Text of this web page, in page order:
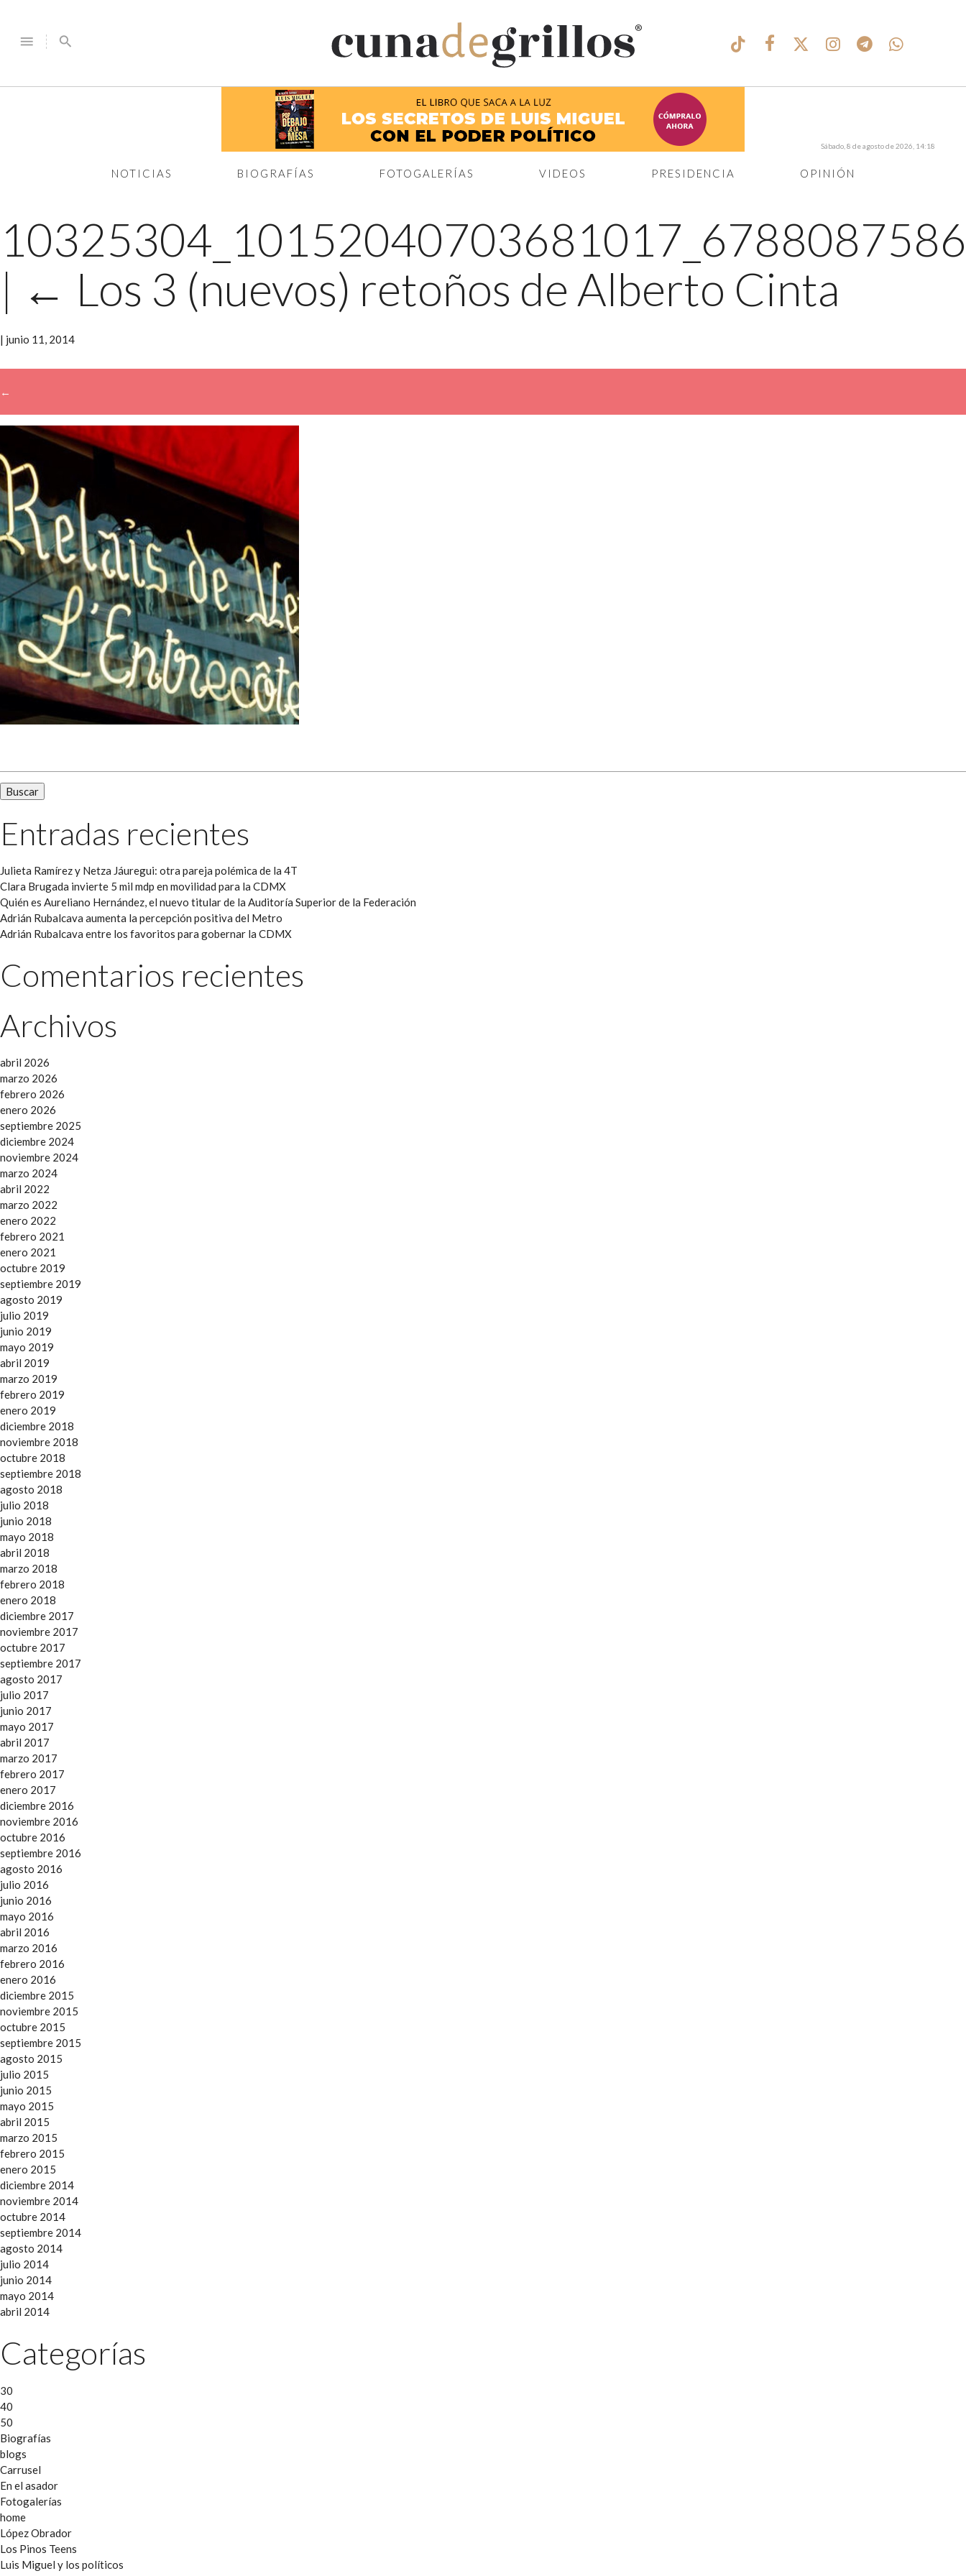
menu search
®
NOTICIAS BIOGRAFÍAS FOTOGALERÍAS VIDEOS PRESIDENCIA OPINIÓN
Sábado, 8 de agosto de 2026, 14:18
| ← Los 3 (nuevos) retoños de Alberto Cinta
| junio 11, 2014
←
Entradas recientes
Julieta Ramírez y Netza Jáuregui: otra pareja polémica de la 4T
Clara Brugada invierte 5 mil mdp en movilidad para la CDMX
Quién es Aureliano Hernández, el nuevo titular de la Auditoría Superior de la Federación
Adrián Rubalcava aumenta la percepción positiva del Metro
Adrián Rubalcava entre los favoritos para gobernar la CDMX
Comentarios recientes
Archivos
abril 2026
marzo 2026
febrero 2026
enero 2026
septiembre 2025
diciembre 2024
noviembre 2024
marzo 2024
abril 2022
marzo 2022
enero 2022
febrero 2021
enero 2021
octubre 2019
septiembre 2019
agosto 2019
julio 2019
junio 2019
mayo 2019
abril 2019
marzo 2019
febrero 2019
enero 2019
diciembre 2018
noviembre 2018
octubre 2018
septiembre 2018
agosto 2018
julio 2018
junio 2018
mayo 2018
abril 2018
marzo 2018
febrero 2018
enero 2018
diciembre 2017
noviembre 2017
octubre 2017
septiembre 2017
agosto 2017
julio 2017
junio 2017
mayo 2017
abril 2017
marzo 2017
febrero 2017
enero 2017
diciembre 2016
noviembre 2016
octubre 2016
septiembre 2016
agosto 2016
julio 2016
junio 2016
mayo 2016
abril 2016
marzo 2016
febrero 2016
enero 2016
diciembre 2015
noviembre 2015
octubre 2015
septiembre 2015
agosto 2015
julio 2015
junio 2015
mayo 2015
abril 2015
marzo 2015
febrero 2015
enero 2015
diciembre 2014
noviembre 2014
octubre 2014
septiembre 2014
agosto 2014
julio 2014
junio 2014
mayo 2014
abril 2014
Categorías
30
40
50
Biografías
blogs
Carrusel
En el asador
Fotogalerías
home
López Obrador
Los Pinos Teens
Luis Miguel y los políticos